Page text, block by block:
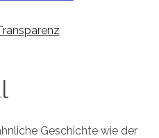
Geschichte wie der